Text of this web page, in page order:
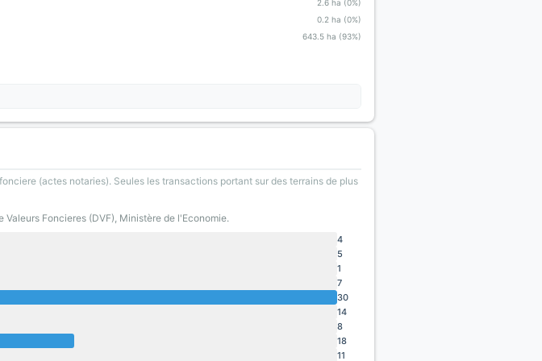
2.6 ha (0%)
0.2 ha (0%)
643.5 ha (93%)
(actes notaries). Seules les transactions portant sur des terrains de plus
Foncieres (DVF), Ministère de l'Economie.
4
5
1
7
30
14
8
18
11